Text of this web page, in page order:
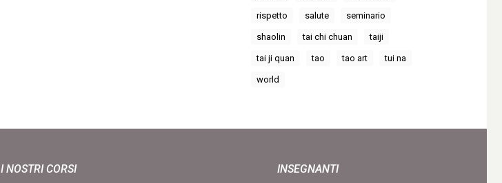
rispetto salute seminario
shaolin tai chi chuan taiji
tai ji quan tao tao art tui na
world
I NOSTRI CORSI INSEGNANTI